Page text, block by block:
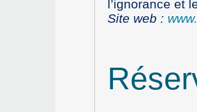
l’ignorance et
Site web :